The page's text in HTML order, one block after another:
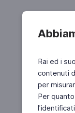
Rai ed i
contenuti
per
Per